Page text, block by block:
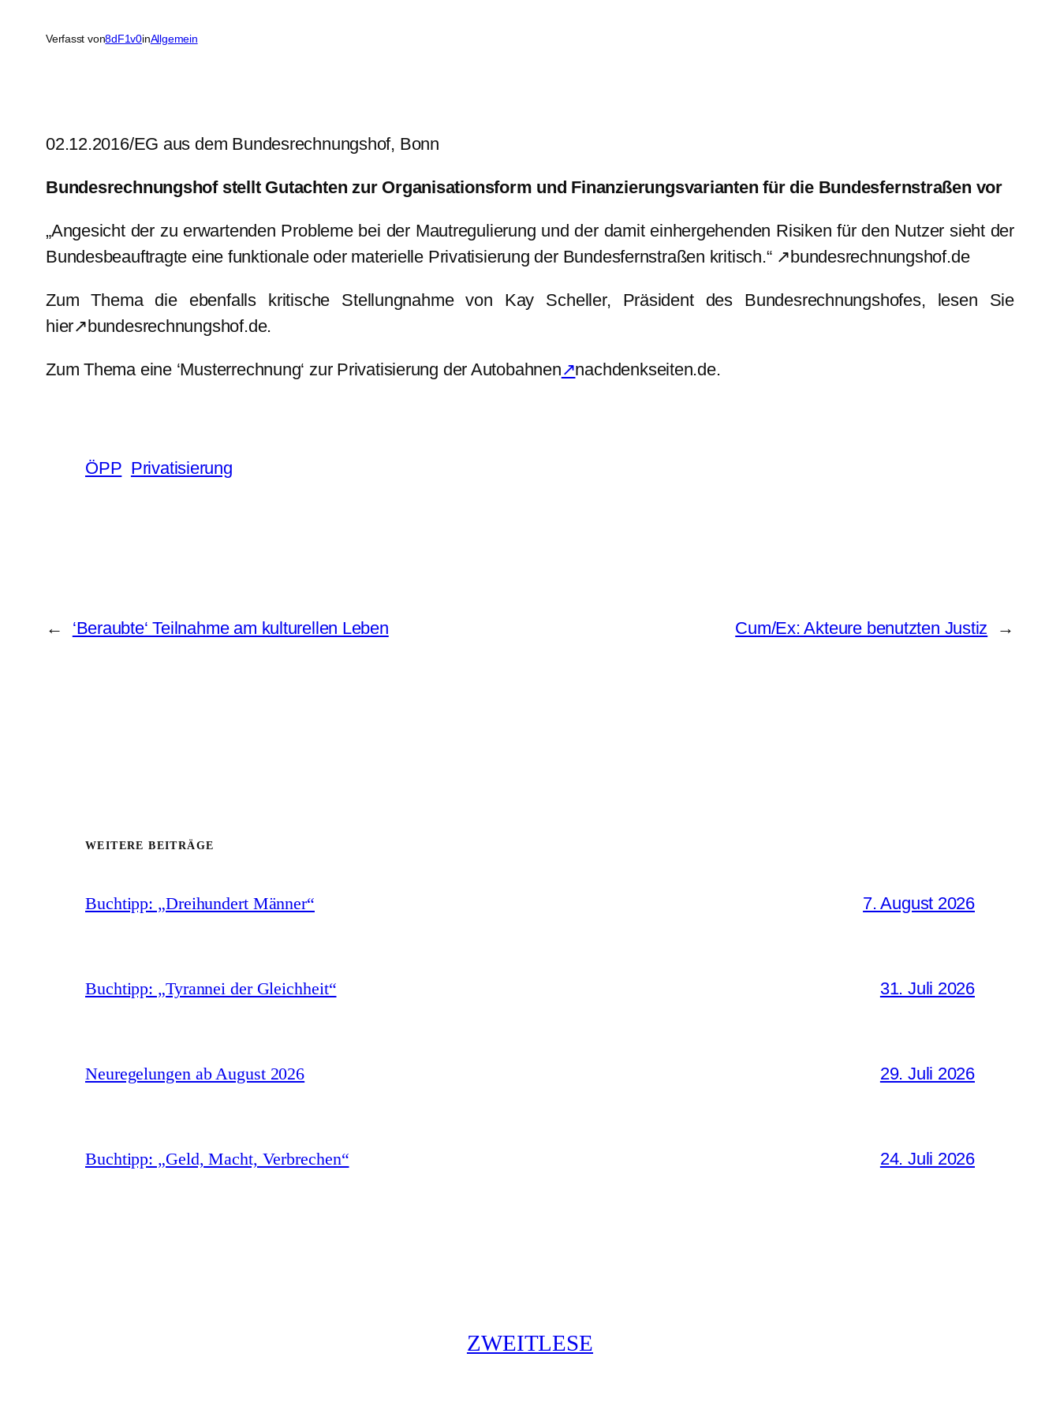
Verfasst von8dF1v0inAllgemein
02.12.2016/EG aus dem Bundesrechnungshof, Bonn
Bundesrechnungshof stellt Gutachten zur Organisationsform und Finanzierungsvarianten für die Bundesfernstraßen vor
„Angesicht der zu erwartenden Probleme bei der Mautregulierung und der damit einhergehenden Risiken für den Nutzer sieht der
Bundesbeauftragte eine funktionale oder materielle Privatisierung der Bundesfernstraßen kritisch.“ ↗bundesrechnungshof.de
Zum Thema die ebenfalls kritische Stellungnahme von Kay Scheller, Präsident des Bundesrechnungshofes, lesen Sie
hier↗bundesrechnungshof.de.
Zum Thema eine ‘Musterrechnung‘ zur Privatisierung der Autobahnen↗nachdenkseiten.de.
ÖPP Privatisierung
← ‘Beraubte‘ Teilnahme am kulturellen Leben Cum/Ex: Akteure benutzten Justiz →
WEITERE BEITRÄGE
Buchtipp: „Dreihundert Männer“ 7. August 2026
Buchtipp: „Tyrannei der Gleichheit“ 31. Juli 2026
Neuregelungen ab August 2026 29. Juli 2026
Buchtipp: „Geld, Macht, Verbrechen“ 24. Juli 2026
ZWEITLESE